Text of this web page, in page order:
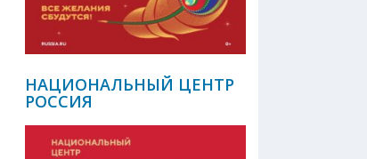
НАЦИОНАЛЬНЫЙ ЦЕНТР
РОССИЯ